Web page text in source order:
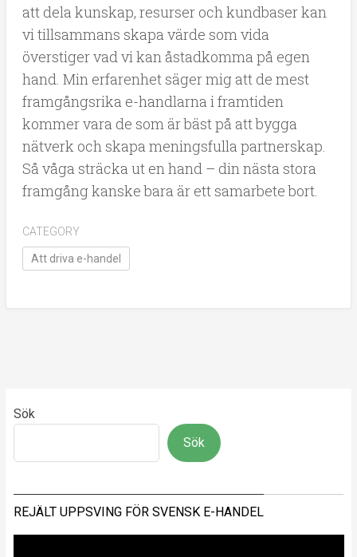
att dela kunskap, resurser och kundbaser kan
vi tillsammans skapa värde som vida
överstiger vad vi kan åstadkomma på egen
hand. Min erfarenhet säger mig att de mest
framgångsrika e-handlarna i framtiden
kommer vara de som är bäst på att bygga
nätverk och skapa meningsfulla partnerskap.
Så våga sträcka ut en hand – din nästa stora
framgång kanske bara är ett samarbete bort.
CATEGORY
Att driva e-handel
Sök
Sök
REJÄLT UPPSVING FÖR SVENSK E-HANDEL